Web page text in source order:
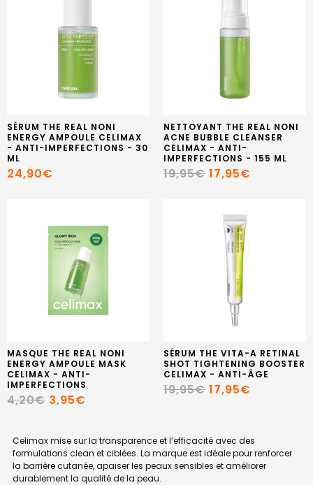
SÉRUM THE REAL NONI
ENERGY AMPOULE CELIMAX
- ANTI-IMPERFECTIONS - 30
ML
24,90€
NETTOYANT THE REAL NONI
ACNE BUBBLE CLEANSER
CELIMAX - ANTI-
IMPERFECTIONS - 155 ML
19,95€ 17,95€
MASQUE THE REAL NONI
ENERGY AMPOULE MASK
CELIMAX - ANTI-
IMPERFECTIONS
4,20€ 3,95€
SÉRUM THE VITA-A RETINAL
SHOT TIGHTENING BOOSTER
CELIMAX - ANTI-ÂGE
19,95€ 17,95€
Celimax mise sur la transparence et l’efficacité avec des
formulations clean et ciblées. La marque est idéale pour renforcer
la barrière cutanée, apaiser les peaux sensibles et améliorer
durablement la qualité de la peau.